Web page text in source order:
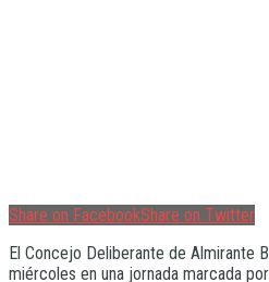
Share on FacebookShare on Twitter
El Concejo Deliberante de Almirante
miércoles en una jornada marcada